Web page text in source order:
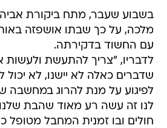
בשבוע שעבר, מתח ביקורת
מלכה, על כך שבתו אושפזה
עם החשוד בדקירתה.
לדבריו, "צריך להתעשת ולעשות
שדברים כאלה לא יישנו, לא יכול
לפיגוע על מנת להרוג במחשבה
לנו זה עשה רע מאוד שהבת
חולים ובו זמנית המחבל מטופל